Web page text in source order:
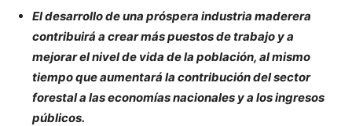
El desarrollo de una próspera industria maderera
contribuirá a crear más puestos de trabajo y a
mejorar el nivel de vida de la población, al mismo
tiempo que aumentará la contribución del sector
forestal a las economías nacionales y a los ingresos
públicos.